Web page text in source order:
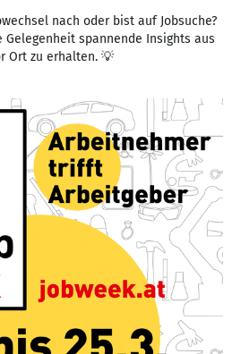
nach oder bist auf Jobsuche?
spannende Insights aus
Ort zu erhalten. 💡